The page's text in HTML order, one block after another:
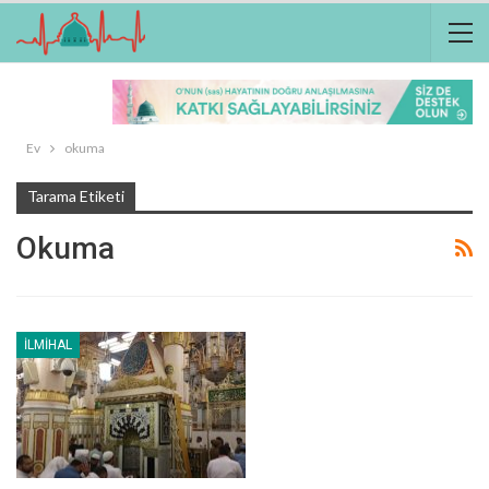
Ev okuma
Tarama Etiketi
Okuma
İLMIHAL